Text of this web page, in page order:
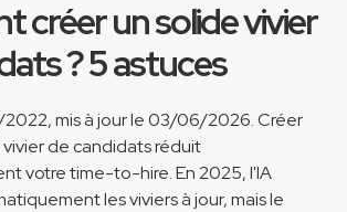
créer un solide vivier
? 5 astuces
mis à jour le 03/06/2026. Créer
de candidats réduit
votre time-to-hire. En 2025, l'IA
les viviers à jour, mais le